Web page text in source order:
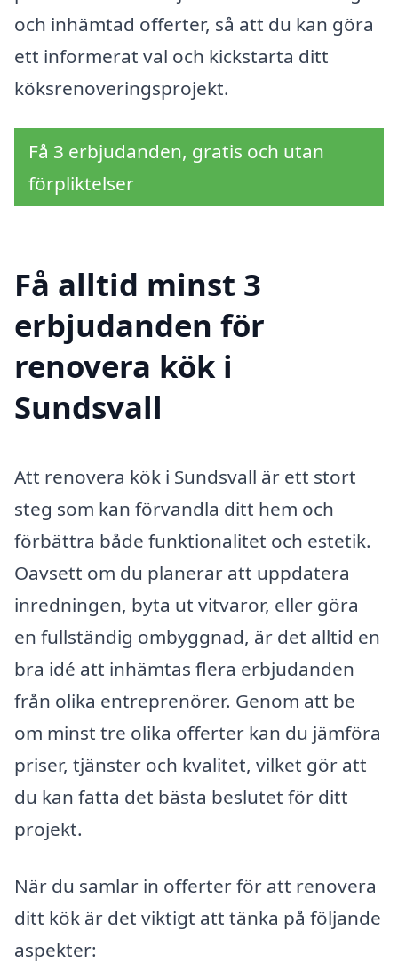
och inhämtad offerter, så att du kan göra
ett informerat val och kickstarta ditt
köksrenoveringsprojekt.
Få 3 erbjudanden, gratis och utan
förpliktelser
Få alltid minst 3
erbjudanden för
renovera kök i
Sundsvall
Att renovera kök i Sundsvall är ett stort
steg som kan förvandla ditt hem och
förbättra både funktionalitet och estetik.
Oavsett om du planerar att uppdatera
inredningen, byta ut vitvaror, eller göra
en fullständig ombyggnad, är det alltid en
bra idé att inhämtas flera erbjudanden
från olika entreprenörer. Genom att be
om minst tre olika offerter kan du jämföra
priser, tjänster och kvalitet, vilket gör att
du kan fatta det bästa beslutet för ditt
projekt.
När du samlar in offerter för att renovera
ditt kök är det viktigt att tänka på följande
aspekter: